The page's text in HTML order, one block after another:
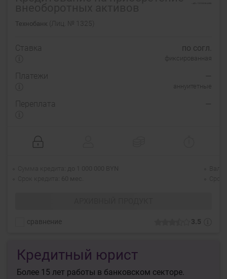
Технобанк (Лиц. № 1325)
3.5
сравнение
Ставка по согл.
фиксированная
Платежи —
аннуитетные
Переплата —
Кредитный юрист
Более 15 лет работы в банковском секторе.